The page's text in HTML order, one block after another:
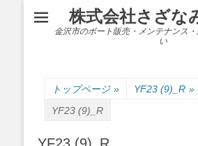
株式会社さざな
金沢市のボート販売・メンテナンス
い
トップページ » YF23 (9)_R »
YF23 (9)_R